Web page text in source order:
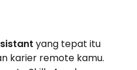
yang tepat itu
karier remote kamu.